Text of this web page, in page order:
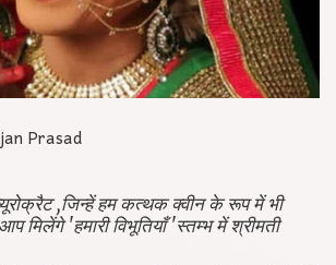
Prasad
,जिन्हें हम कत्थक क्वीन के रूप में भी
मिलेंगे 'हमारी विभूतियाँ 'स्तम्भ में श्रीमती